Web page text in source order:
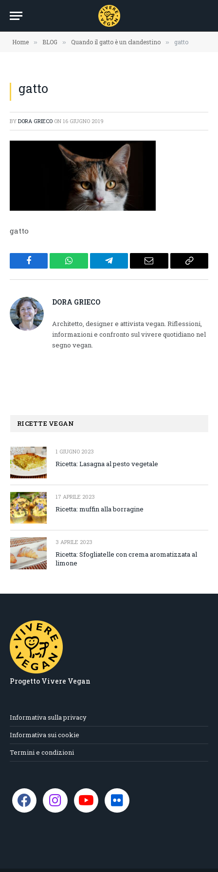
Home » BLOG » Quando il gatto è un clandestino » gatto
gatto
BY DORA GRIECO ON 16 GIUGNO 2019
gatto
Facebook WhatsApp Telegram Email
Copy
DORA GRIECO
Architetto, designer e attivista vegan. Riflessioni,
informazioni e confronto sul vivere quotidiano nel
segno vegan.
RICETTE VEGAN
1 GIUGNO 2023
Ricetta: Lasagna al pesto vegetale
17 APRILE 2023
Ricetta: muffin alla borragine
3 APRILE 2023
Ricetta: Sfogliatelle con crema aromatizzata al
limone
Progetto Vivere Vegan
Informativa sulla privacy
Informativa sui cookie
Termini e condizioni